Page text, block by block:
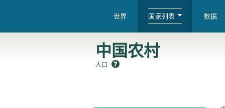
世界 国家列表 数据
中国农村
人口